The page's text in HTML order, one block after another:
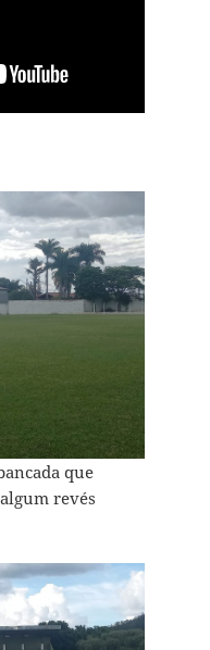
que
revés